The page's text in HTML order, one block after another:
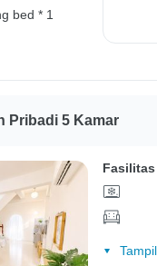
bed * 1
Pribadi 5 Kamar
Fasilitas